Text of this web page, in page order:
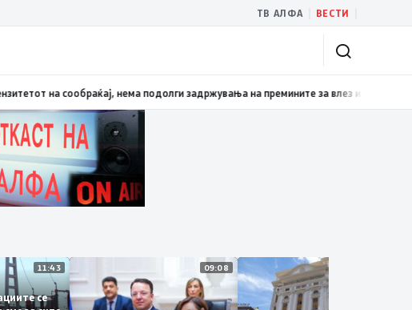
ТВ АЛФА ВЕСТИ
украинските амбасадори во Албанија, Хрватска и Црна Гора07:23Зголемен
11:43
се
09:08